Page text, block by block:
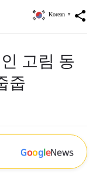
share
Korean ▼
고림 동
줍
GoogleNews